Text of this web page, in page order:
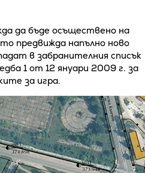
да бъде осъществено на
предвижда напълно ново
в забранителния списък
1 от 12 януари 2009 г. за
за игра.